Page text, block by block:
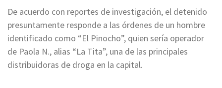
De acuerdo con reportes de investigación, el detenido
presuntamente responde a las órdenes de un hombre
identificado como “El Pinocho”, quien sería operador
de Paola N., alias “La Tita”, una de las principales
distribuidoras de droga en la capital.